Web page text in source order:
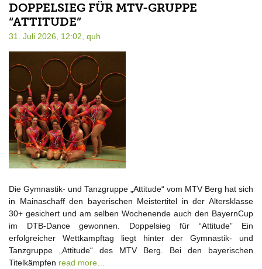
DOPPELSIEG FÜR MTV-GRUPPE
“ATTITUDE”
31. Juli 2026, 12:02, quh
Die Gymnastik- und Tanzgruppe „Attitude“ vom MTV Berg hat sich
in Mainaschaff den bayerischen Meistertitel in der Altersklasse
30+ gesichert und am selben Wochenende auch den BayernCup
im DTB-Dance gewonnen. Doppelsieg für “Attitude” Ein
erfolgreicher Wettkampftag liegt hinter der Gymnastik- und
Tanzgruppe „Attitude“ des MTV Berg. Bei den bayerischen
Titelkämpfen read more…